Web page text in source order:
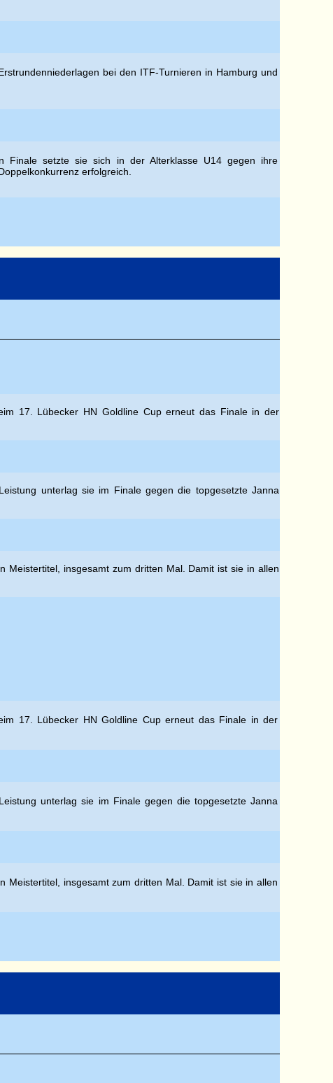
bei den ITF-Turnieren in Hamburg und
Finale setzte sie sich in der Alterklasse U14 gegen ihre
erfolgreich.
17. Lübecker HN Goldline Cup erneut das Finale in der
unterlag sie im Finale gegen die topgesetzte Janna
Meistertitel, insgesamt zum dritten Mal. Damit ist sie in allen
17. Lübecker HN Goldline Cup erneut das Finale in der
unterlag sie im Finale gegen die topgesetzte Janna
Meistertitel, insgesamt zum dritten Mal. Damit ist sie in allen